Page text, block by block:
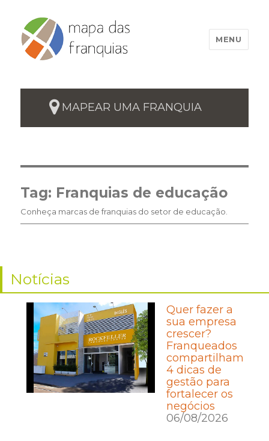
MENU
MAPEAR UMA FRANQUIA
Tag: Franquias de educação
Conheça marcas de franquias do setor de educação.
Notícias
Quer fazer a
sua empresa
crescer?
Franqueados
compartilham
4 dicas de
gestão para
fortalecer os
negócios
06/08/2026